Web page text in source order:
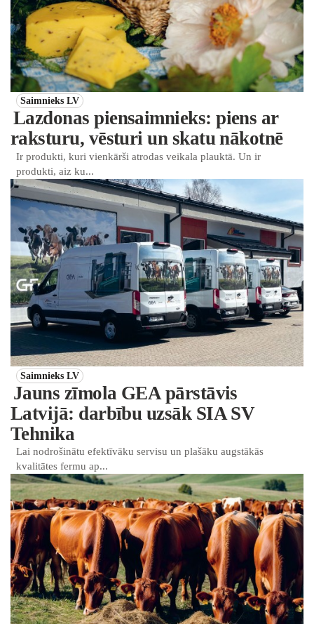
Saimnieks LV
Lazdonas piensaimnieks: piens ar
raksturu, vēsturi un skatu nākotnē
Ir produkti, kuri vienkārši atrodas veikala plauktā. Un ir
produkti, aiz ku...
Saimnieks LV
Jauns zīmola GEA pārstāvis
Latvijā: darbību uzsāk SIA SV
Tehnika
Lai nodrošinātu efektīvāku servisu un plašāku augstākās
kvalitātes fermu ap...